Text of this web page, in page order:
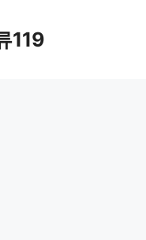
119